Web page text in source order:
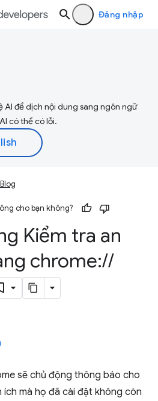
Đăng nhập
để dịch nội dung sang ngôn ngữ
có thể có lỗi.
Blog
cho bạn không?
Kiểm tra an
chrome://
sẽ chủ động thông báo cho
mà họ đã cài đặt không còn